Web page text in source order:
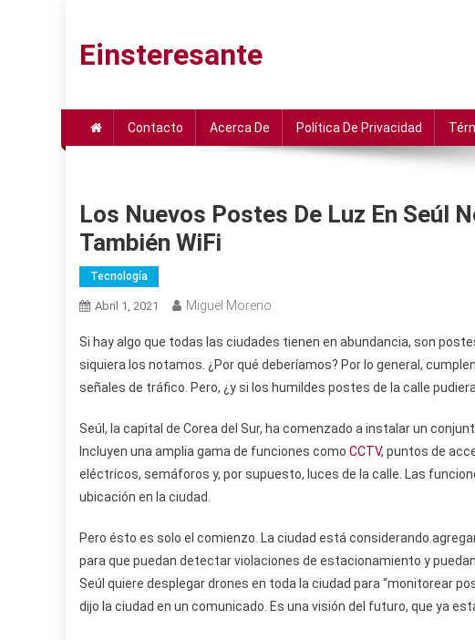
contenido
Einsteresante
Contacto Acerca De Política De Privacidad
Los Nuevos Postes De Luz En Seúl
También WiFi
Tecnología
Abril 1, 2021 Miguel Moreno
Si hay algo que todas las ciudades tienen en abundancia, son
siquiera los notamos. ¿Por qué deberíamos? Por lo general,
señales de tráfico. Pero, ¿y si los humildes postes de la calle
Seúl, la capital de Corea del Sur, ha comenzado a instalar un
Incluyen una amplia gama de funciones como CCTV, puntos de
eléctricos, semáforos y, por supuesto, luces de la calle. Las
ubicación en la ciudad.
Pero ésto es solo el comienzo. La ciudad está considerando
para que puedan detectar violaciones de estacionamiento y
Seúl quiere desplegar drones en toda la ciudad para “monitorear
dijo la ciudad en un comunicado. Es una visión del futuro, que ya